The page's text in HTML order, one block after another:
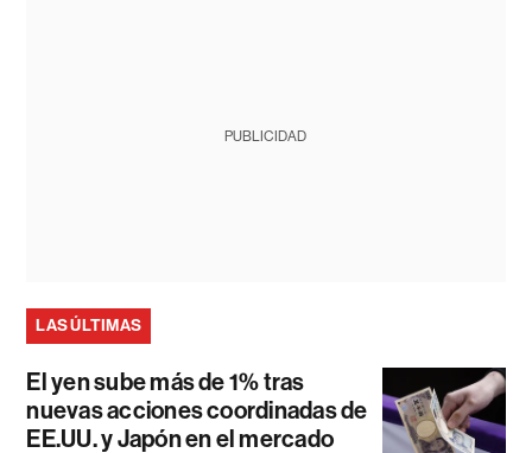
PUBLICIDAD
LAS ÚLTIMAS
El yen sube más de 1% tras
nuevas acciones coordinadas de
EE.UU. y Japón en el mercado